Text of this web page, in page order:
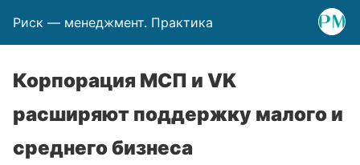
Риск — менеджмент. Практика
Корпорация МСП и VK
расширяют поддержку малого и
среднего бизнеса